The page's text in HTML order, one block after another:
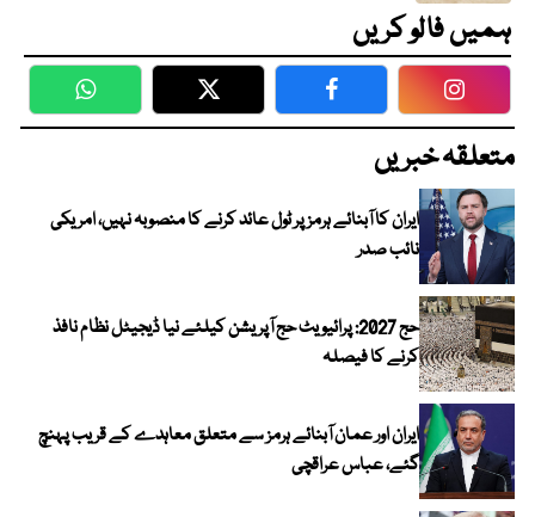
ہمیں فالو کریں
WhatsApp Twitter Facebook
متعلقہ خبریں
ایران کا آبنائے ہرمز پر ٹول عائد کرنے کا منصوبہ نہیں، امریکی
نائب صدر
حج 2027: پرائیویٹ حج آپریشن کیلئے نیا ڈیجیٹل نظام نافذ
کرنے کا فیصلہ
ایران اور عمان آبنائے ہرمز سے متعلق معاہدے کے قریب پہنچ
گئے، عباس عراقچی